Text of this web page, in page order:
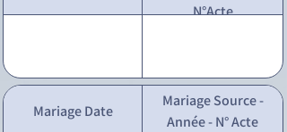
N°Acte
Mariage Date
Mariage Source -
Année - N° Acte